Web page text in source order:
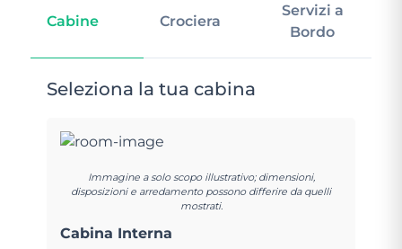
Cabine Crociera
Servizi a
Bordo
Seleziona la tua cabina
Immagine a solo scopo illustrativo; dimensioni,
disposizioni e arredamento possono differire da quelli
mostrati.
Cabina Interna